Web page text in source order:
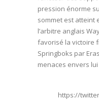
pression énorme
sommet est atteint
l’arbitre anglais
favorisé la victoire
Springboks par
menaces envers
https://